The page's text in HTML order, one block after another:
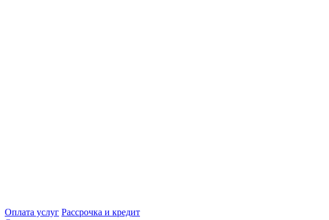
Оплата услуг Рассрочка и кредит